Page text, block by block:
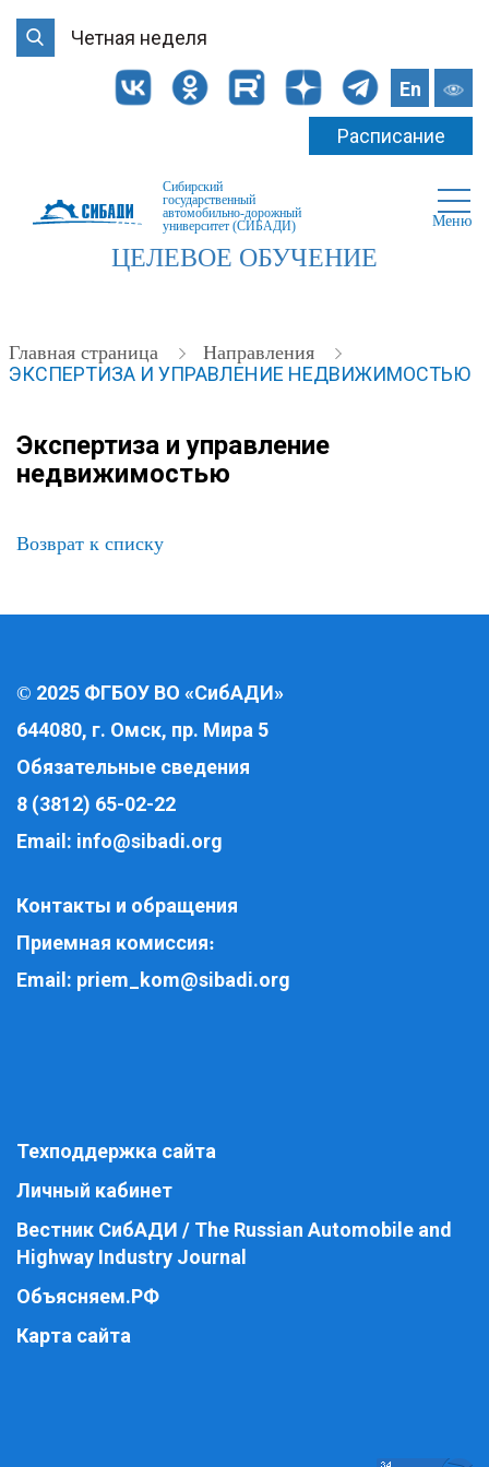
Четная неделя
En
Расписание
Сибирский
государственный
автомобильно-дорожный
университет (СИБАДИ)
Меню
ЦЕЛЕВОЕ ОБУЧЕНИЕ
Главная страница Направления
ЭКСПЕРТИЗА И УПРАВЛЕНИЕ НЕДВИЖИМОСТЬЮ
Экспертиза и управление
недвижимостью
Возврат к списку
© 2025 ФГБОУ ВО «СибАДИ»
644080, г. Омск, пр. Мира 5
Обязательные сведения
8 (3812) 65-02-22
Email: info@sibadi.org
Контакты и обращения
Приемная комиссия:
Email: priem_kom@sibadi.org
Техподдержка сайта
Личный кабинет
Вестник СибАДИ / The Russian Automobile and
Highway Industry Journal
Объясняем.РФ
Карта сайта